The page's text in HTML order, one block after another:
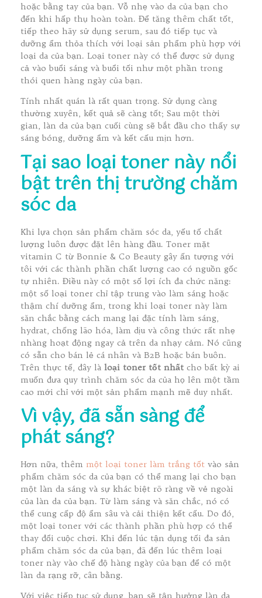
hoặc bằng tay của bạn. Vỗ nhẹ vào da của bạn cho
đến khi hấp thụ hoàn toàn. Để tăng thêm chất tốt,
tiếp theo hãy sử dụng serum, sau đó tiếp tục và
dưỡng ẩm thỏa thích với loại sản phẩm phù hợp với
loại da của bạn. Loại toner này có thể được sử dụng
cả vào buổi sáng và buổi tối như một phần trong
thói quen hàng ngày của bạn.
Tính nhất quán là rất quan trọng. Sử dụng càng
thường xuyên, kết quả sẽ càng tốt; Sau một thời
gian, làn da của bạn cuối cùng sẽ bắt đầu cho thấy sự
sáng bóng, dưỡng ẩm và kết cấu mịn hơn.
Tại sao loại toner này nổi
bật trên thị trường chăm
sóc da
Khi lựa chọn sản phẩm chăm sóc da, yếu tố chất
lượng luôn được đặt lên hàng đầu. Toner mặt
vitamin C từ Bonnie & Co Beauty gây ấn tượng với
tôi với các thành phần chất lượng cao có nguồn gốc
tự nhiên. Điều này có một số lợi ích đa chức năng:
một số loại toner chỉ tập trung vào làm sáng hoặc
thậm chí dưỡng ẩm, trong khi loại toner này làm
săn chắc bằng cách mang lại đặc tính làm sáng,
hydrat, chống lão hóa, làm dịu và công thức rất nhẹ
nhàng hoạt động ngay cả trên da nhạy cảm. Nó cũng
có sẵn cho bán lẻ cá nhân và B2B hoặc bán buôn.
Trên thực tế, đây là loại toner tốt nhất cho bất kỳ ai
muốn đưa quy trình chăm sóc da của họ lên một tầm
cao mới chỉ với một sản phẩm mạnh mẽ duy nhất.
Vì vậy, đã sẵn sàng để
phát sáng?
Hơn nữa, thêm một loại toner làm trắng tốt vào sản
phẩm chăm sóc da của bạn có thể mang lại cho bạn
một làn da sáng và sự khác biệt rõ ràng về vẻ ngoài
của làn da của bạn. Từ làm sáng và săn chắc, nó có
thể cung cấp độ ẩm sâu và cải thiện kết cấu. Do đó,
một loại toner với các thành phần phù hợp có thể
thay đổi cuộc chơi. Khi đến lúc tận dụng tối đa sản
phẩm chăm sóc da của bạn, đã đến lúc thêm loại
toner này vào chế độ hàng ngày của bạn để có một
làn da rạng rỡ, cân bằng.
Với việc tiếp tục sử dụng, bạn sẽ tận hưởng làn da